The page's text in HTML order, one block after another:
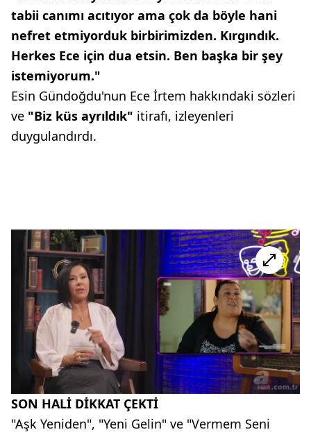
tabii canımı acıtıyor ama çok da böyle hani
nefret etmiyorduk birbirimizden. Kırgındık.
Herkes Ece için dua etsin. Ben başka bir şey
istemiyorum."
Esin Gündoğdu'nun Ece İrtem hakkındaki sözleri
ve "Biz küs ayrıldık" itirafı, izleyenleri
duygulandırdı.
SON HALİ DİKKAT ÇEKTİ
"Aşk Yeniden", "Yeni Gelin" ve "Vermem Seni